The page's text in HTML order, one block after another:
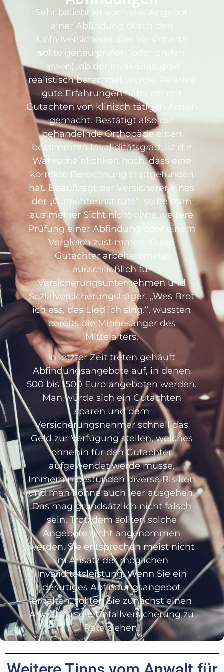
Sehr beliebt ist auch das Angebot
einer Abfindung durch den
Unfallversicherer. Der Versicherte
sollte genau prüfen (oder prüfen
lassen), ob der Invaliditätsgrad
realistisch berechnet wurde. Relative
gute Erfahrungen habe ich mit
Gutachten von klinisch tätigen Ärzten
gemacht. Bestätigt also der
behandelnde Orthopäde einen
bestimmten Invaliditätsgrad, ist die
Wahrscheinlichkeit hoch, dass eine
korrekte Berechnung stattgefunden
hat. Beauftragt der Versicherer eines
der „Gutachterinstitute“, sollte man
aus meiner Sicht nicht ohne weitere
Prüfung einer Abfindung oder einem
Vergleich zustimmen. Diese
Gutachter arbeiten meist
ausschließlich für
Versicherungsunternehmen und
Sozialversicherungsträger. „Wes Brot
ich ess, des Lied ich sing.“, wussten
bereits die Minnesänger des
Mittelalters.
In letzter Zeit treten gehäuft
Abfindungsangebote auf, in denen
500 bis 1500 Euro angeboten werden.
Man würde sich ein Gutachten
sparen und dem
Versicherungsnehmer schnell das
Geld zur Verfügung stellen, welches
ohnehin für den Gutachter
aufgewendet werde müsse.
Immerhin bestünden diverse Risiken
und man könne auch leer ausgehen.
Das mag grundsätzlich nicht falsch
sein. Trotzdem sollten solche
Angebote nicht angenommen
werden. Sie entsprechen meist nicht
im Ansatz der möglichen
Invaliditätsleistung. Wenn Sie ein
derartiges Abfindungsangebot
erhalten, sollten Sie zunächst einen
Anwalt für die Unfallversicherung zu
Rate ziehen.